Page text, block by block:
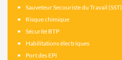
Sauveteur Secouriste du Travail (SST)
Risque chimique
Sécurité BTP
Habilitations électriques
Port des EPI